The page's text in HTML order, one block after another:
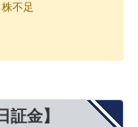
不足
金】